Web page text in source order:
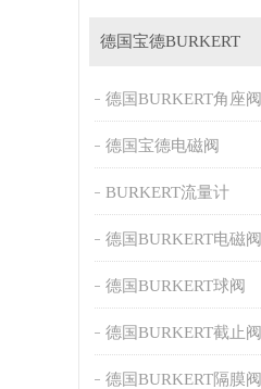
德国宝德BURKERT
德国BURKERT角座阀
德国宝德电磁阀
BURKERT流量计
德国BURKERT电磁阀
德国BURKERT球阀
德国BURKERT截止阀
德国BURKERT隔膜阀